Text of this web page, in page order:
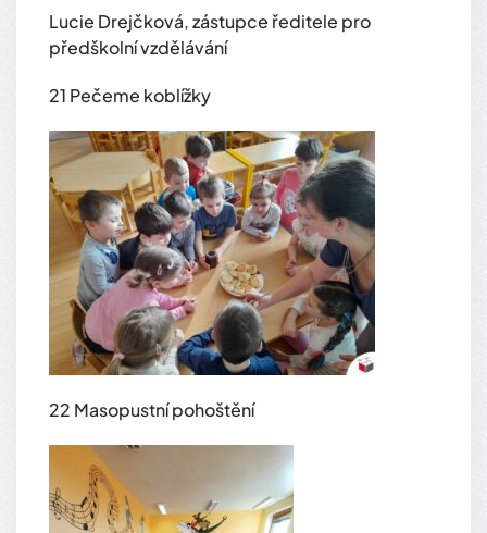
Lucie Drejčková, zástupce ředitele pro
předškolní vzdělávání
21 Pečeme koblížky
22 Masopustní pohoštění